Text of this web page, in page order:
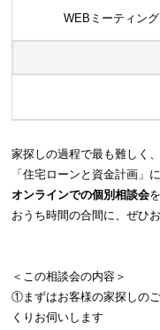
WEBミーティン
家探しの過程で最も難しく
「住宅ローンと資金計画」
オンラインでの個別相談会
おうち時間の合間に、ぜひ
＜この相談会の内容＞
①まずはお客様の家探しの
くりお伺いします